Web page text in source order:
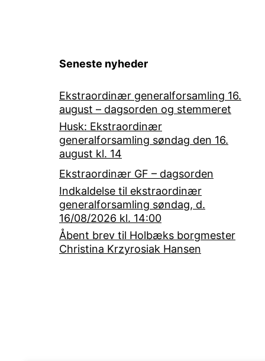
Seneste nyheder
Ekstraordinær generalforsamling 16.
august – dagsorden og stemmeret
Husk: Ekstraordinær
generalforsamling søndag den 16.
august kl. 14
Ekstraordinær GF – dagsorden
Indkaldelse til ekstraordinær
generalforsamling søndag, d.
16/08/2026 kl. 14:00
Åbent brev til Holbæks borgmester
Christina Krzyrosiak Hansen